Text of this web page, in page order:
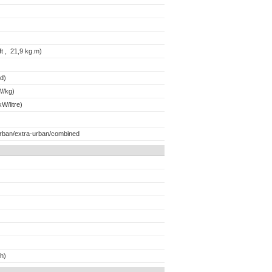
, 21,9 kg.m)
kg)
litre)
extra-urban/combined